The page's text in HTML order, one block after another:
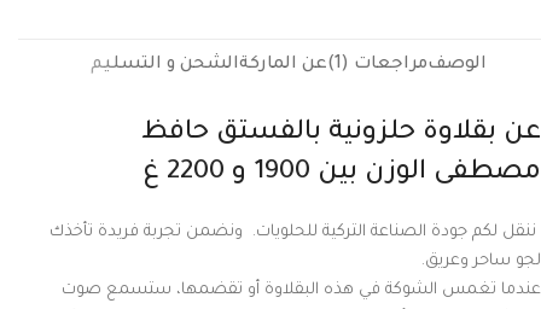
الوصفمراجعات (1) عن الماركةالشحن و التسليم
عن بقلاوة حلزونية بالفستق حافظ
مصطفى الوزن بين 1900 و 2200 غ
ننقل لكم جودة الصناعة التركية للحلويات. ونضمن تجربة فريدة تأخذك
لجو ساحر وعريق.
عندما تغمس الشوكة في هذه البقلاوة أو تقضمها، ستسمع صوت